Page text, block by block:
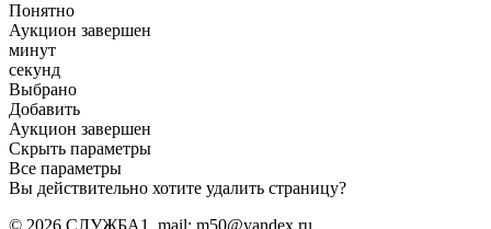
Понятно
Аукцион завершен
минут
секунд
Выбрано
Добавить
Аукцион завершен
Скрыть параметры
Все параметры
Вы действительно хотите удалить страницу?